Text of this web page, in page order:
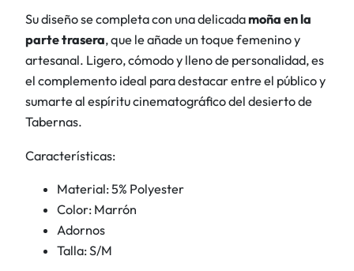
t
d
Su diseño se completa con una delicadamoña en la
parte trasera, que le añade un toque femenino y
artesanal. Ligero, cómodo y lleno de personalidad, es
el complemento ideal para destacar entre el público y
sumarte al espíritu cinematográfico del desierto de
Tabernas.
Características:
Material: 5% Polyester
Color: Marrón
Adornos
Talla: S/M